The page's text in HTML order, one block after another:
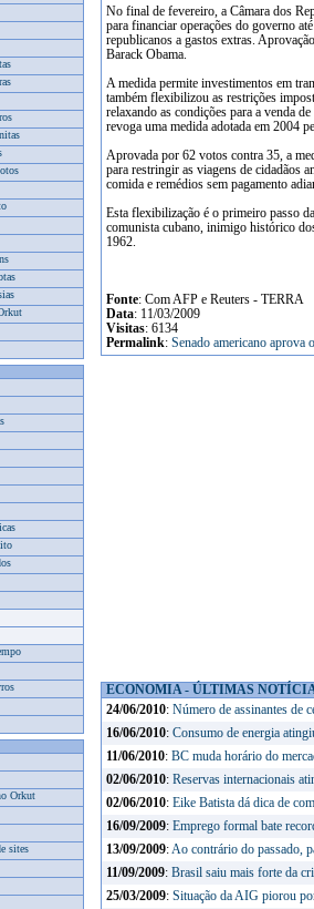
Orkut
sites
No final de fevereiro, a Câmara dos
para financiar operações do governo
republicanos a gastos extras.
Barack Obama.
A medida permite investimentos em
também flexibilizou as restrições
relaxando as condições para a venda
revoga uma medida adotada em 2004
Aprovada por 62 votos contra 35, a
para restringir as viagens de cidadãos
comida e remédios sem pagamento
Esta flexibilização é o primeiro passo
comunista cubano, inimigo histórico
1962.
Fonte: Com AFP e Reuters - TERRA
Data: 11/03/2009
Visitas: 6134
Permalink: Senado americano aprova
ECONOMIA - ÚLTIMAS
24/06/2010: Número de assinantes de
16/06/2010: Consumo de energia
11/06/2010: BC muda horário do
02/06/2010: Reservas internacionais
02/06/2010: Eike Batista dá dica de
16/09/2009: Emprego formal bate
13/09/2009:Ao contrário do passado,
11/09/2009: Brasil saiu mais forte da
25/03/2009: Situação da AIG piorou